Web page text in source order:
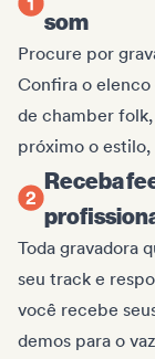
som
Procure por
Confira o elenco
de chamber
próximo o estilo,
Receba
Toda gravadora
seu track e
você recebe
demos para o